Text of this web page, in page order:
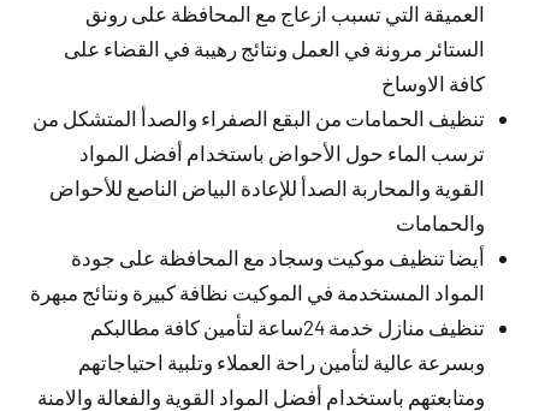
العميقة التي تسبب ازعاج مع المحافظة على رونق
الستائر مرونة في العمل ونتائج رهيبة في القضاء على
كافة الاوساخ
تنظيف الحمامات من البقع الصفراء والصدأ المتشكل من
ترسب الماء حول الأحواض باستخدام أفضل المواد
القوية والمحاربة الصدأ للإعادة البياض الناصع للأحواض
والحمامات
أيضا تنظيف موكيت وسجاد مع المحافظة على جودة
المواد المستخدمة في الموكيت نظافة كبيرة ونتائج مبهرة
تنظيف منازل خدمة 24ساعة لتأمين كافة مطالبكم
وبسرعة عالية لتأمين راحة العملاء وتلبية احتياجاتهم
ومتابعتهم باستخدام أفضل المواد القوية والفعالة والامنة